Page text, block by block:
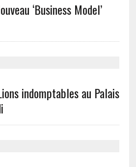
‘Business Model’
indomptables au Palais